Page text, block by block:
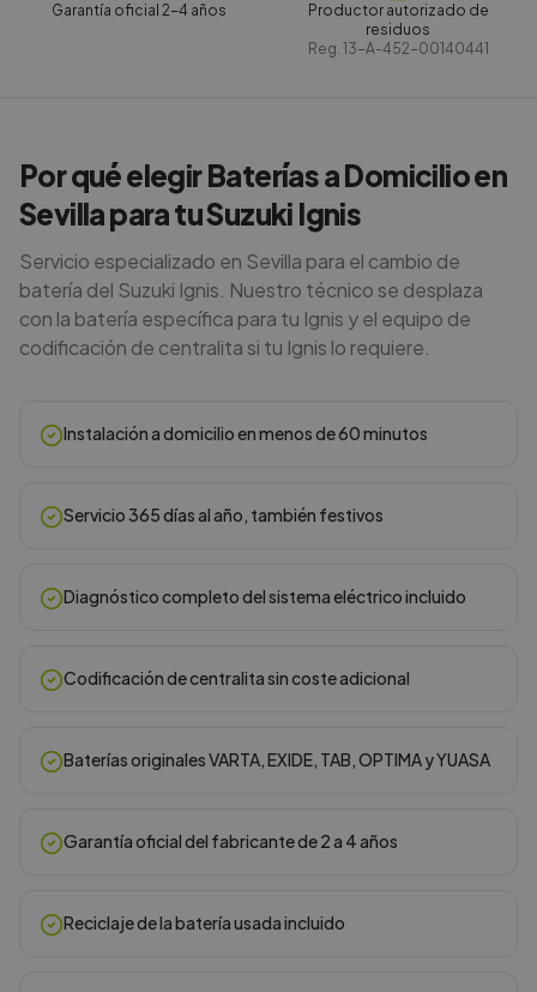
Garantía oficial 2-4 años
Productor autorizado de
residuos
Reg. 13-A-452-00140441
Por qué elegir Baterías a Domicilio en
Sevilla para tu Suzuki Ignis
Servicio especializado en Sevilla para el cambio de
batería del Suzuki Ignis. Nuestro técnico se desplaza
con la batería específica para tu Ignis y el equipo de
codificación de centralita si tu Ignis lo requiere.
Instalación a domicilio en menos de 60 minutos
Servicio 365 días al año, también festivos
Diagnóstico completo del sistema eléctrico incluido
Codificación de centralita sin coste adicional
Baterías originales VARTA, EXIDE, TAB, OPTIMA y YUASA
Garantía oficial del fabricante de 2 a 4 años
Reciclaje de la batería usada incluido